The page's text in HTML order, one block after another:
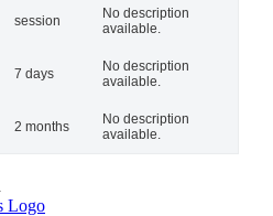
session
No description
available.
7 days
No description
available.
2 months
No description
available.